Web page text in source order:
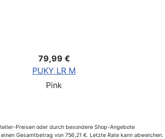
79,99 €
PUKY LR M
Pink
Preisen oder durch besondere Shop-Angebote
Gesamtbetrag von 756,21 €. Letzte Rate kann